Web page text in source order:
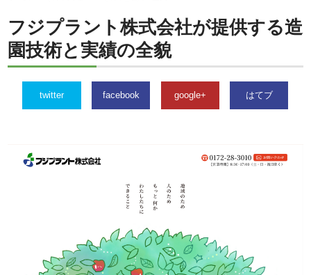
フジプラント株式会社が提供する造
園技術と実績の全貌
twitter facebook google+ はてブ